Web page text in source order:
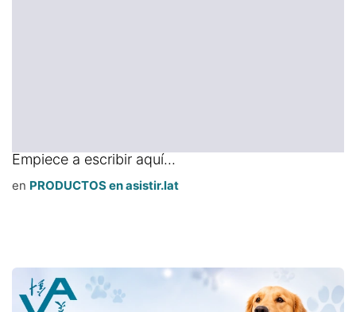
Empiece a escribir aquí...
en PRODUCTOS en asistir.lat